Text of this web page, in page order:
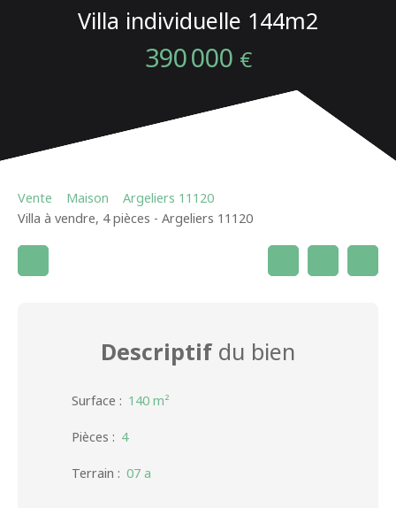
Villa individuelle 144m2
390 000 €
Vente Maison
Argeliers 11120
Villa à vendre, 4 pièces - Argeliers 11120
Descriptif du bien
Surface : 140 m²
Pièces : 4
Terrain : 07 a